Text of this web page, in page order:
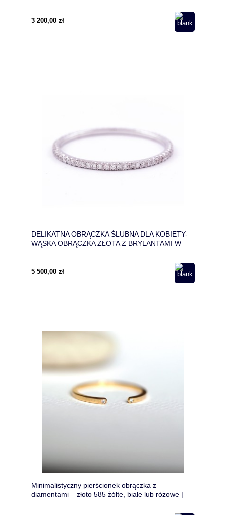
3 200,00 zł
DELIKATNA OBRĄCZKA ŚLUBNA DLA KOBIETY-
WĄSKA OBRĄCZKA ZŁOTA Z BRYLANTAMI W
5 500,00 zł
Minimalistyczny pierścionek obrączka z
diamentami – złoto 585 żółte, białe lub różowe |